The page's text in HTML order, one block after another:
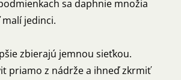
sa daphnie množia
jedinci.
zbierajú jemnou sieťkou.
priamo z nádrže a ihneď zkrmiť